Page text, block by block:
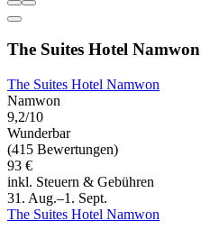
The Suites Hotel Namwon
The Suites Hotel Namwon
Namwon
9,2/10
Wunderbar
(415 Bewertungen)
93 €
inkl. Steuern & Gebühren
31. Aug.–1. Sept.
The Suites Hotel Namwon